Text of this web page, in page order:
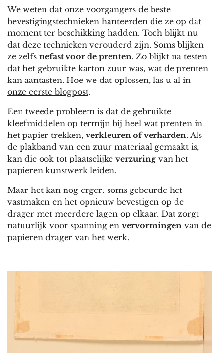
We weten dat onze voorgangers de beste
bevestigingstechnieken hanteerden die ze op dat
moment ter beschikking hadden. Toch blijkt nu
dat deze technieken verouderd zijn. Soms blijken
ze zelfs nefast voor de prenten. Zo blijkt na testen
dat het gebruikte karton zuur was, wat de prenten
kan aantasten. Hoe we dat oplossen, las u al in
onze eerste blogpost.
Een tweede probleem is dat de gebruikte
kleefmiddelen op termijn bij heel wat prenten in
het papier trekken, verkleuren of verharden. Als
de plakband van een zuur materiaal gemaakt is,
kan die ook tot plaatselijke verzuring van het
papieren kunstwerk leiden.
Maar het kan nog erger: soms gebeurde het
vastmaken en het opnieuw bevestigen op de
drager met meerdere lagen op elkaar. Dat zorgt
natuurlijk voor spanning en vervormingen van de
papieren drager van het werk.